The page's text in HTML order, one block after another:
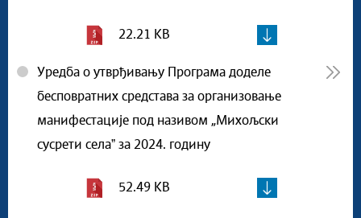
22.21 KB
Уредба о утврђивању Програма доделе
бесповратних средстава за организовање
манифестације под називом „Михољски
сусрети селаˮ за 2024. годину
52.49 KB